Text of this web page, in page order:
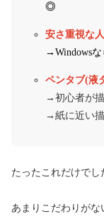
◎
安さ重視な
→Windowsな
ペンタブ(液
→初心者が
→紙に近い
たったこれだけでし
あまりこだわりがな